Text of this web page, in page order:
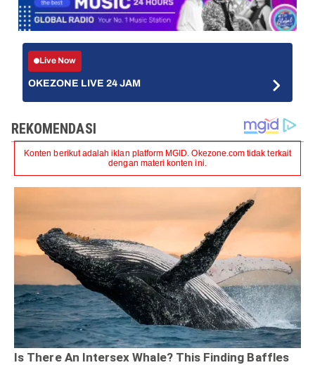
Live Now
OKEZONE LIVE 24 JAM